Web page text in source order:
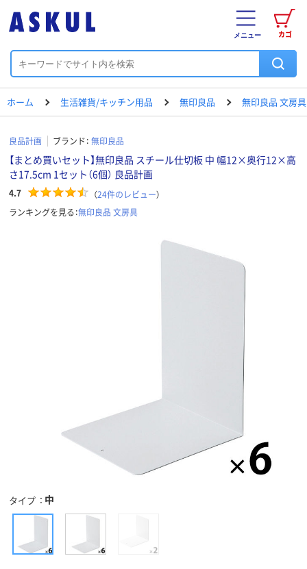
カゴ
メニュー
ホーム 生活雑貨/キッチン用品 無印良品 無印良品 文房具
良品計画 ブランド： 無印良品
【まとめ買いセット】無印良品 スチール仕切板 中 幅12×奥行12×高
さ17.5cm 1セット（6個） 良品計画
4.7 （24件のレビュー）
ランキングを見る：無印良品 文房具
タイプ 中